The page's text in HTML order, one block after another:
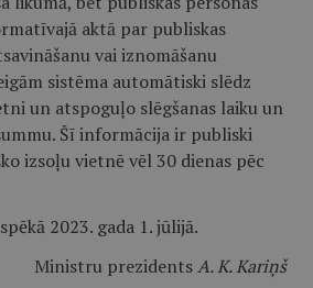
aktā par publiskas
vai iznomāšanu
sistēma automātiski slēdz
un atspoguļo slēgšanas laiku un
Šī informācija ir publiski
izsoļu vietnē vēl 30 dienas pēc
2023. gada 1. jūlijā.
Ministru prezidentsA. K. Kariņš